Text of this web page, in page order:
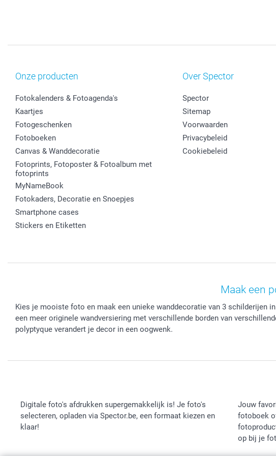
Onze producten
Fotokalenders & Fotoagenda's
Kaartjes
Fotogeschenken
Fotoboeken
Canvas & Wanddecoratie
Fotoprints, Fotoposter & Fotoalbum met
fotoprints
MyNameBook
Fotokaders, Decoratie en Snoepjes
Smartphone cases
Stickers en Etiketten
Over Spector
Spector
Sitemap
Voorwaarden
Privacybeleid
Cookiebeleid
Maak een
Kies je mooiste foto en maak een unieke wanddecoratie van 3 schilderijen
een meer originele wandversiering met verschillende borden van
polyptyque verandert je decor in een oogwenk.
Digitale foto's afdrukken supergemakkelijk is! Je foto's
selecteren, opladen via Spector.be, een formaat kiezen en
klaar!
Jouw
fotoboek
op bij je